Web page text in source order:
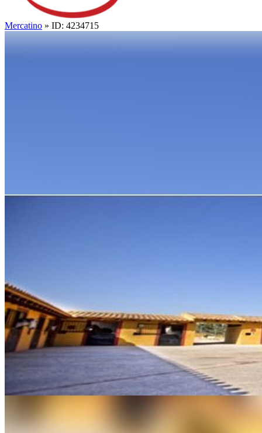
Mercatino » ID: 4234715